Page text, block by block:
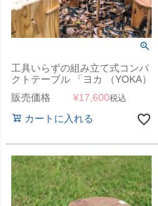
工具いらずの組み立て式コンパ
クトテーブル 「ヨカ （YOKA）
パネルファニチャーシリーズ
PANEL TABLE パネルテーブ
ル」
販売価格 ¥17,600税込
カートに入れる